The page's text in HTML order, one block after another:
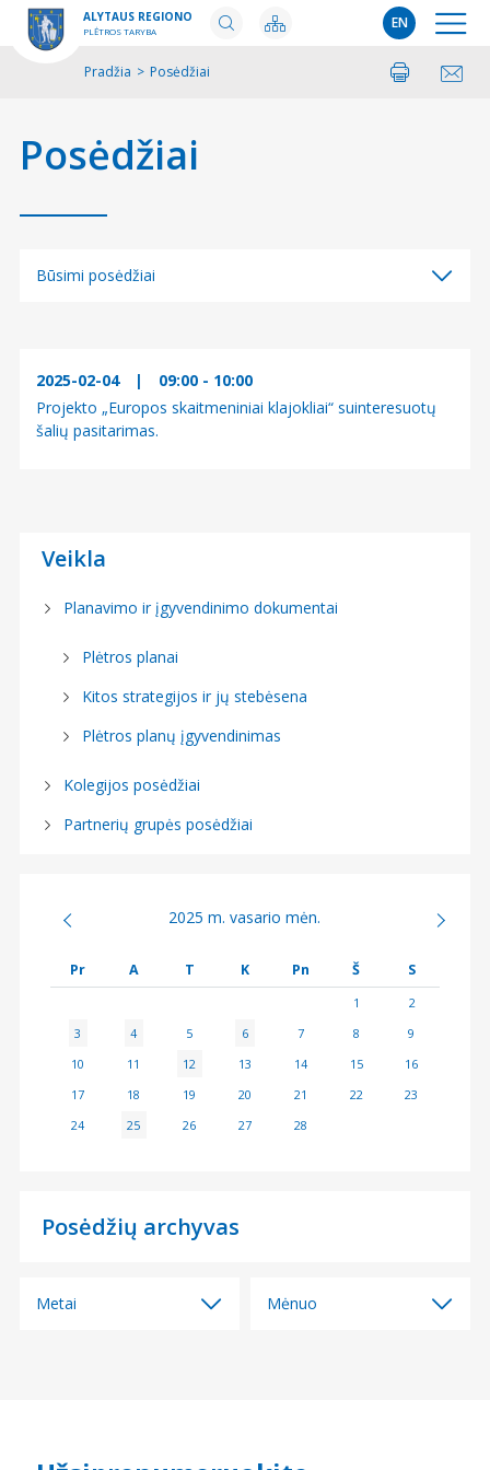
ALYTAUS REGIONO
PLĖTROS TARYBA EN
Pradžia > Posėdžiai SpausdintiPasidalinti
Posėdžiai
Veikla
Planavimo ir įgyvendinimo dokumentai
Plėtros planai
Kitos strategijos ir jų stebėsena
Plėtros planų įgyvendinimas
Kolegijos posėdžiai
Partnerių grupės posėdžiai
2025 m. vasario mėn.
Pr A T K Pn Š S
1
2
3
4 5 6 7 8
9
10
11 12 13 14 15
16
17
18 19 20 21 22
23
24
25 26 27 28
Posėdžių archyvas
Metai Mėnuo
Būsimi posėdžiai
2025-02-04
|
09:00 - 10:00
Projekto „Europos skaitmeniniai klajokliai“ suinteresuotų
šalių pasitarimas.